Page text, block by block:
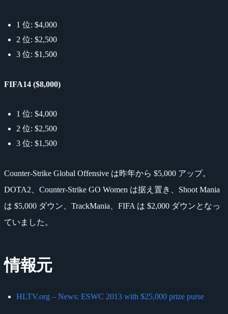
1 位: $4,000
2 位: $2,500
3 位: $1,500
FIFA14 ($8,000)
1 位: $4,000
2 位: $2,500
3 位: $1,500
Counter-Strike Global Offensive は昨年から $5,000 アップ。
DOTA2、Counter-Strike GO Women は据え置き、Shoot Mania
は $5,000 ダウン、TrackMania、FIFA は $2,000 ダウンとなっ
ていました。
情報元
HLTV.org – News: ESWC 2013 with $25,000 prize purse